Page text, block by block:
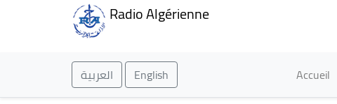
Radio Algérienne
العربية English Accueil